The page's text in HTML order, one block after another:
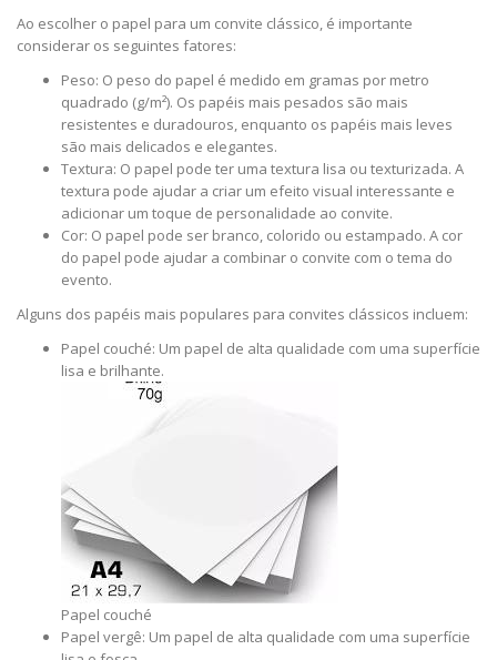
Ao escolher o papel para um convite clássico, é importante
considerar os seguintes fatores:
Peso: O peso do papel é medido em gramas por metro
quadrado (g/m²). Os papéis mais pesados são mais
resistentes e duradouros, enquanto os papéis mais leves
são mais delicados e elegantes.
Textura: O papel pode ter uma textura lisa ou texturizada. A
textura pode ajudar a criar um efeito visual interessante e
adicionar um toque de personalidade ao convite.
Cor: O papel pode ser branco, colorido ou estampado. A cor
do papel pode ajudar a combinar o convite com o tema do
evento.
Alguns dos papéis mais populares para convites clássicos incluem:
Papel couché: Um papel de alta qualidade com uma superfície
lisa e brilhante.
Papel couché
Papel vergê: Um papel de alta qualidade com uma superfície